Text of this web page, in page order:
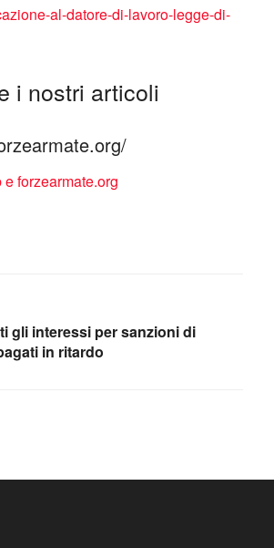
al-datore-di-lavoro-legge-di-
i nostri articoli
gli interessi per sanzioni di
in ritardo